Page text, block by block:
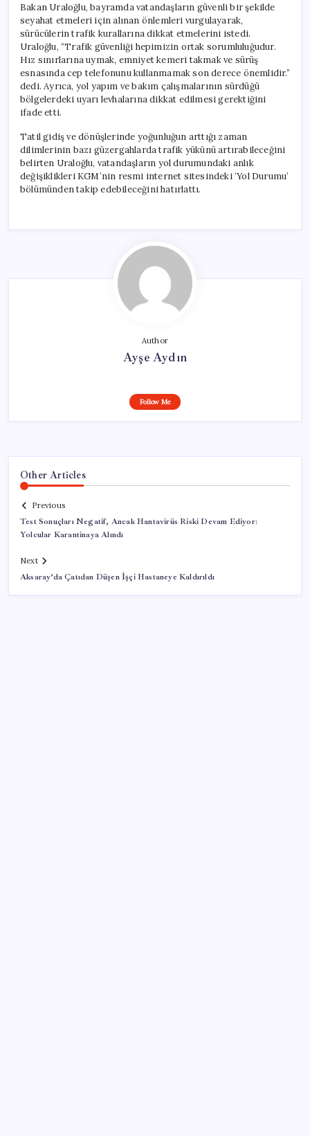
Bakan Uraloğlu, bayramda vatandaşların güvenli bir şekilde
seyahat etmeleri için alınan önlemleri vurgulayarak,
sürücülerin trafik kurallarına dikkat etmelerini istedi.
Uraloğlu, “Trafik güvenliği hepimizin ortak sorumluluğudur.
Hız sınırlarına uymak, emniyet kemeri takmak ve sürüş
esnasında cep telefonunu kullanmamak son derece önemlidir.”
dedi. Ayrıca, yol yapım ve bakım çalışmalarının sürdüğü
bölgelerdeki uyarı levhalarına dikkat edilmesi gerektiğini
ifade etti.
Tatil gidiş ve dönüşlerinde yoğunluğun arttığı zaman
dilimlerinin bazı güzergahlarda trafik yükünü artırabileceğini
belirten Uraloğlu, vatandaşların yol durumundaki anlık
değişiklikleri KGM’nin resmi internet sitesindeki ‘Yol Durumu’
bölümünden takip edebileceğini hatırlattı.
Author
Ayşe Aydın
Follow Me
Other Articles
Previous
Test Sonuçları Negatif, Ancak Hantavirüs Riski Devam Ediyor:
Yolcular Karantinaya Alındı
Next
Aksaray’da Çatıdan Düşen İşçi Hastaneye Kaldırıldı